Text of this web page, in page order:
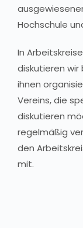
Hochschule
In
diskutieren
ihnen
Vereins, die
diskutieren
regelmäßig
den
mit.